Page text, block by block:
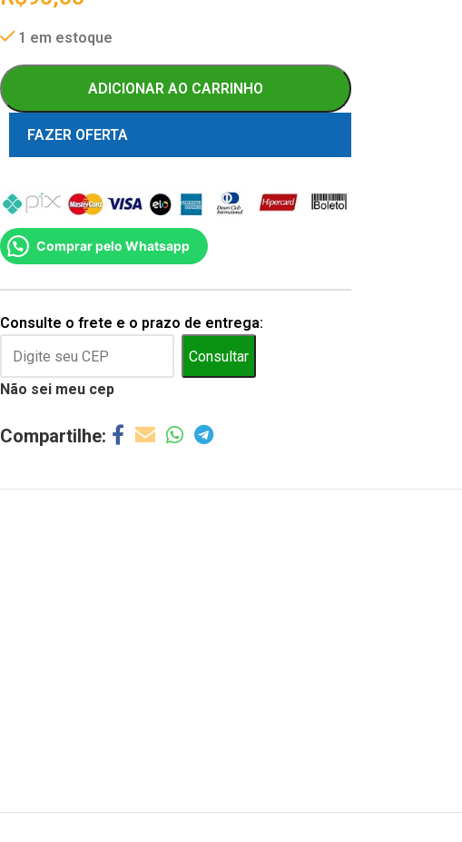
1 em estoque
ADICIONAR AO CARRINHO
FAZER OFERTA
Comprar pelo Whatsapp
Consulte o frete e o prazo de entrega:
Consultar
Não sei meu cep